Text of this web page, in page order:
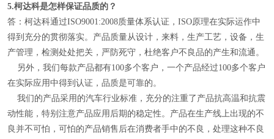
5.柯达科是怎样保证品质的？
答：柯达科通过ISO9001:2008质量体系认证，ISO原理在实际运作中
得到充分的贯彻落实。产品质量从设计，来料，生产工艺，设备，生
产管理，检测处处把关，严防死守，杜绝客户不良品的产生和流通。
另外，我们每款产品都有100多个客户，一个产品经过100多个客户
在实际应用中得到认证，品质是可靠的。
我们的产品采用的汽车行业标准，充分的注重了产品抗高温和抗震
动性能，特别注意产品应用后期的稳定性。产品在生产线上出现的不
良并不可怕，可怕的产品销售后在消费者手中的不良，处理这种不良